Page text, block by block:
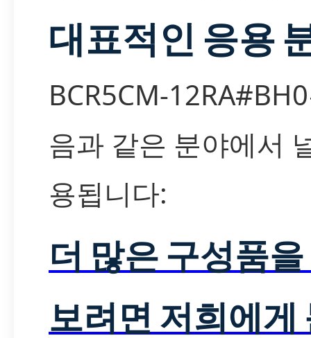
대표적인 응용
BCR5CM-
음과 같은 분야에서
용됩니다:
더 많은 구성품
보려면 저희에게